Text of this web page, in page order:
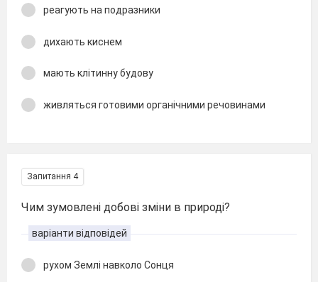
реагують на подразники
дихають киснем
мають клітинну будову
живляться готовими органічними речовинами
Запитання 4
Чим зумовлені добові зміни в природі?
варіанти відповідей
рухом Землі навколо Сонця